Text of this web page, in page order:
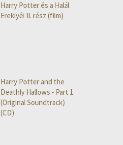
Harry Potter és a Halál
Ereklyéi II. rész (film)
Harry Potter and the
Deathly Hallows - Part 1
(Original Soundtrack)
(CD)